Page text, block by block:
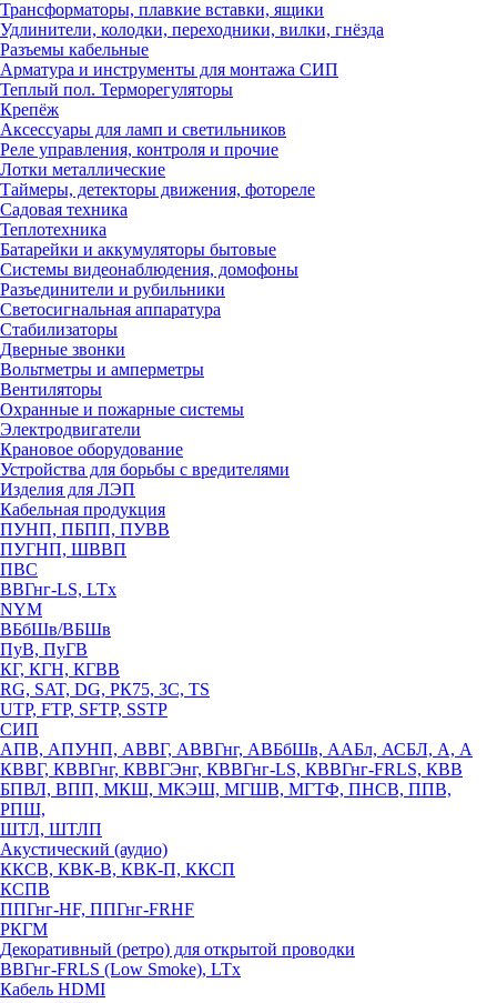
Трансформаторы, плавкие вставки, ящики
Удлинители, колодки, переходники, вилки, гнёзда
Разъемы кабельные
Арматура и инструменты для монтажа СИП
Теплый пол. Терморегуляторы
Крепёж
Аксессуары для ламп и светильников
Реле управления, контроля и прочие
Лотки металлические
Таймеры, детекторы движения, фотореле
Садовая техника
Теплотехника
Батарейки и аккумуляторы бытовые
Системы видеонаблюдения, домофоны
Разъединители и рубильники
Светосигнальная аппаратура
Стабилизаторы
Дверные звонки
Вольтметры и амперметры
Вентиляторы
Охранные и пожарные системы
Электродвигатели
Крановое оборудование
Устройства для борьбы с вредителями
Изделия для ЛЭП
Кабельная продукция
ПУНП, ПБПП, ПУВВ
ПУГНП, ШВВП
ПВС
ВВГнг-LS, LTx
NYM
ВБбШв/ВБШв
ПуВ, ПуГВ
КГ, КГН, КГВВ
RG, SAT, DG, РК75, 3С, TS
UTP, FTP, SFTP, SSTP
СИП
АПВ, АПУНП, АВВГ, АВВГнг, АВБбШв, ААБл, АСБЛ, А, А
КВВГ, КВВГнг, КВВГЭнг, КВВГнг-LS, КВВГнг-FRLS, КВВ
БПВЛ, ВПП, МКШ, МКЭШ, МГШВ, МГТФ, ПНСВ, ППВ,
РПШ,
ШТЛ, ШТЛП
Акустический (аудио)
ККСВ, КВК-В, КВК-П, ККСП
КСПВ
ППГнг-HF, ППГнг-FRHF
РКГМ
Декоративный (ретро) для открытой проводки
ВВГнг-FRLS (Low Smoke), LTx
Кабель HDMI